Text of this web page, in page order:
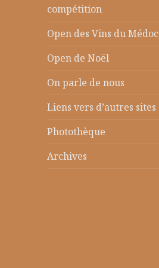
compétition
Open des Vins du Médoc
Open de Noël
On parle de nous
Liens vers d’autres sites
Photothèque
Archives